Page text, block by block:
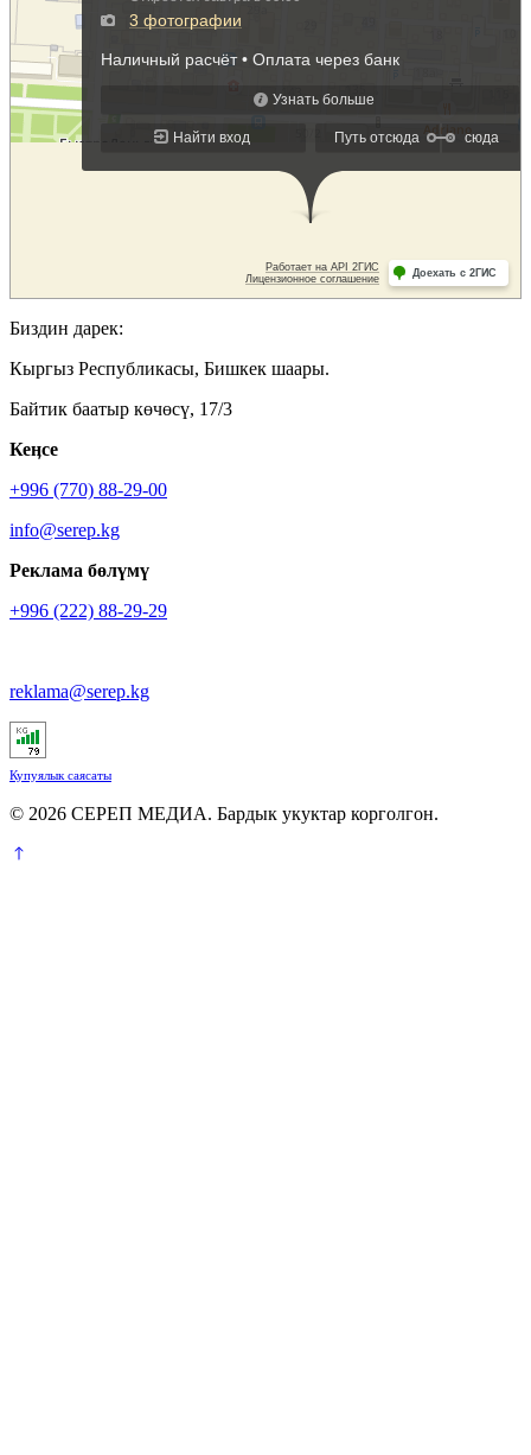
Биздин дарек:
Кыргыз Республикасы, Бишкек шаары.
Байтик баатыр көчөсү, 17/3
Кеӊсе
+996 (770) 88-29-00
info@serep.kg
Реклама бөлүмү
+996 (222) 88-29-29
reklama@serep.kg
Купуялык саясаты
© 2026 СЕРЕП МЕДИА. Бардык укуктар корголгон.